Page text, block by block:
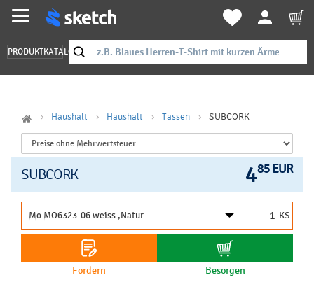
PRODUKTKATALOG
Haushalt Haushalt Tassen SUBCORK
SUBCORK 485 EUR
KS
Fordern Besorgen